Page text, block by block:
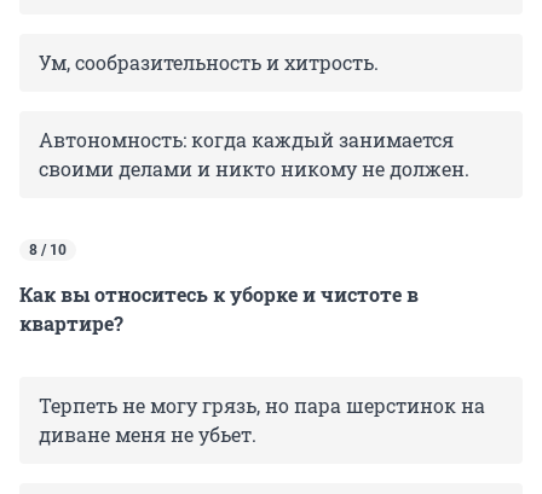
Ум, сообразительность и хитрость.
Автономность: когда каждый занимается
своими делами и никто никому не должен.
8 / 10
Как вы относитесь к уборке и чистоте в
квартире?
Терпеть не могу грязь, но пара шерстинок на
диване меня не убьет.